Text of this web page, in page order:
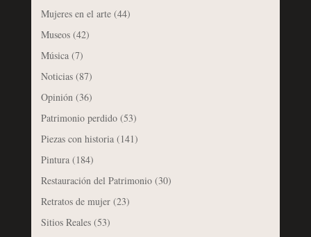
Mujeres en el arte(44)
Museos(42)
Música(7)
Noticias(87)
Opinión(36)
Patrimonio perdido(53)
Piezas con historia(141)
Pintura(184)
Restauración del Patrimonio(30)
Retratos de mujer(23)
Sitios Reales(53)